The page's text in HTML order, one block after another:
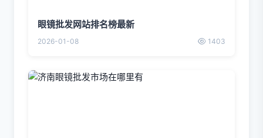
眼镜批发网站排名榜最新
2026-01-08 1403